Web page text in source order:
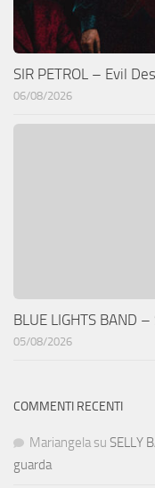
SIR PETROL – Evil
06/08/2026
BLUE LIGHTS BAND
05/08/2026
COMMENTI RECENTI
Mariangela su SELLY
guarda